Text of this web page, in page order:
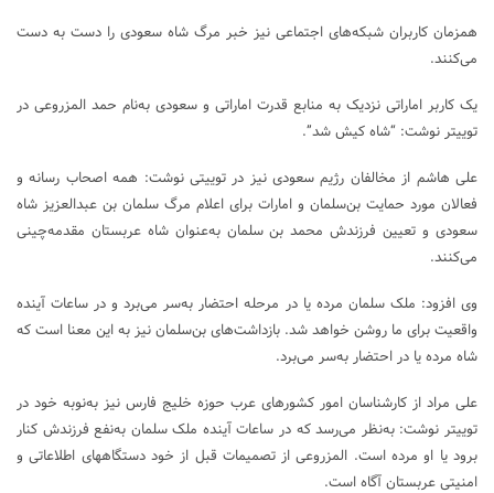
همزمان کاربران شبکه‌های اجتماعی نیز خبر مرگ شاه سعودی را دست به دست
می‌کنند.
یک کاربر اماراتی نزدیک به منابع قدرت اماراتی و سعودی به‌نام حمد المزروعی در
توییتر نوشت: “شاه کیش شد”.
علی هاشم از مخالفان رژیم سعودی نیز در توییتی نوشت: همه اصحاب رسانه و
فعالان مورد حمایت بن‌سلمان و امارات برای اعلام مرگ سلمان بن عبدالعزیز شاه
سعودی و تعیین فرزندش محمد بن سلمان به‌عنوان شاه عربستان مقدمه‌چینی
می‌کنند.
وی افزود: ملک سلمان مرده یا در مرحله احتضار به‌سر می‌برد و در ساعات آینده
واقعیت برای ما روشن خواهد شد. بازداشت‌های بن‌سلمان نیز به این معنا است که
شاه مرده یا در احتضار به‌سر می‌برد.
علی مراد از کارشناسان امور کشورهای عرب حوزه خلیج فارس نیز به‌نوبه خود در
توییتر نوشت: به‌نظر می‌رسد که در ساعات آینده ملک سلمان به‌نفع فرزندش کنار
برود یا او مرده است. المزروعی از تصمیمات قبل از خود دستگاههای اطلاعاتی و
امنیتی عربستان آگاه است.